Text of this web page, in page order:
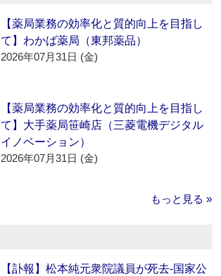
【薬局業務の効率化と質的向上を目指し
て】わかば薬局（東邦薬品）
2026年07月31日 (金)
【薬局業務の効率化と質的向上を目指し
て】大手薬局笹崎店（三菱電機デジタル
イノベーション）
2026年07月31日 (金)
もっと見る »
【訃報】松本純元衆院議員が死去‐国家公